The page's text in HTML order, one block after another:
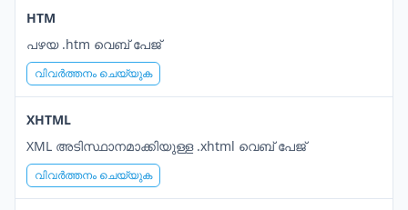
HTM
പഴയ .htm വെബ് പേജ്
വിവർത്തനം ചെയ്യുക
XHTML
XML അടിസ്ഥാനമാക്കിയുള്ള .xhtml വെബ് പേജ്
വിവർത്തനം ചെയ്യുക